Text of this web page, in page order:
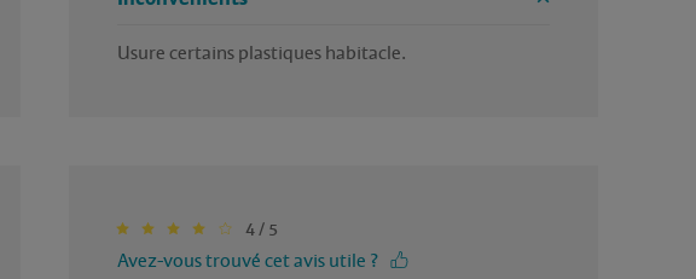
Usure certains plastiques habitacle.
4 / 5
Avez-vous trouvé cet avis utile ?